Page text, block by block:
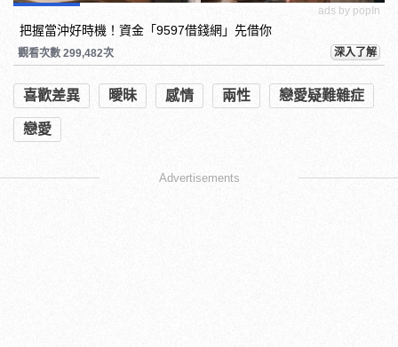
ads by popIn
把握當沖好時機！資金「9597借錢網」先借你
觀看次數 299,482次 深入了解
喜歡差異 曖昧 感情 兩性 戀愛疑難雜症
戀愛
Advertisements